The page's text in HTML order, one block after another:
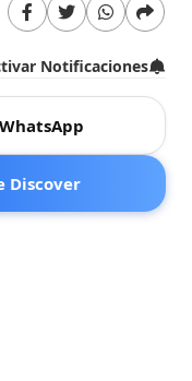
Notificaciones
Discover